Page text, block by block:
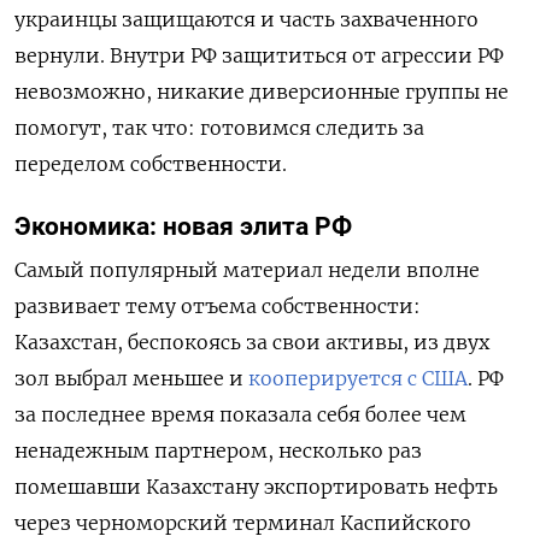
украинцы защищаются и часть захваченного
вернули. Внутри РФ защититься от агрессии РФ
невозможно, никакие диверсионные группы не
помогут, так что: готовимся следить за
переделом собственности.
Экономика: новая элита РФ
Самый популярный материал недели вполне
развивает тему отъема собственности:
Казахстан, беспокоясь за свои активы, из двух
зол выбрал меньшее и кооперируется с США. РФ
за последнее время показала себя более чем
ненадежным партнером, несколько раз
помешавши Казахстану экспортировать нефть
через черноморский терминал Каспийского